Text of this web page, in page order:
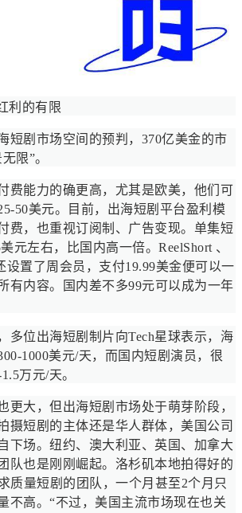
利的有限
短剧市场空间的预判，370亿美金的市
限”。
费能力的确更高，尤其是欧美，他们可
50美元。目前，出海短剧平台盈利模
费，也重视订阅制、广告变现。单集短
元左右，比国内高一倍。ReelShort 、
设置了周会员，支付19.99美金便可以一
有内容。国内差不多99元可以成为一年
多位出海短剧制片向Tech星球表示，海
1000美元/天，而国内短剧演员，很
万元/天。
更大，但出海短剧市场处于萌芽阶段，
摄短剧的主体还是华人群体，美国公司
下场。纽约、澳大利亚、英国、加拿大
队也是刚刚崛起。洛杉矶本地拍得好的
质量短剧的团队，一个月甚至2个月只
不高。“不过，美国主流市场现在也关